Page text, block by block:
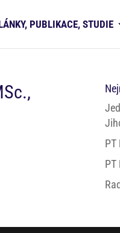
PUBLIKACE, STUDIE
PT
PT